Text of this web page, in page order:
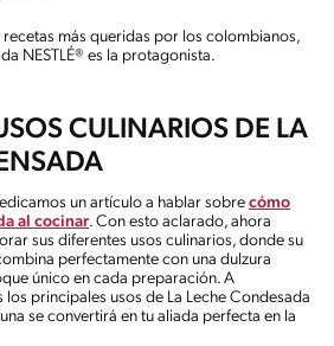
más queridas por los colombianos,
NESTLÉ® es la protagonista.
CULINARIOS DE LA
un artículo a hablar sobre cómo
al cocinar. Con esto aclarado, ahora
sus diferentes usos culinarios, donde su
perfectamente con una dulzura
único en cada preparación. A
principales usos de La Leche Condesada
se convertirá en tu aliada perfecta en la